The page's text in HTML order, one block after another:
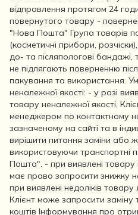
відправлення протягом 24
повернутого товару -
"Нова Пошта" Група товарів
(косметичні прибори,
до- та післяпологові
не підлягають поверненню
пакування та використання.
неналежної якості: - у разі
товару неналежної якості,
менеджером по контактному
зазначеному на сайті та в
вирішити питання заміни або
використовуючи транспортні
Пошта". - при виявлені товару
має право запросити знижку
при виявлені недоліків
Клієнт може запросити
коштів Інформування про